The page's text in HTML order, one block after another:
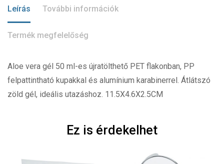
Leírás További információk
Termék megfelelőség
Aloe vera gél 50 ml-es újratölthető PET flakonban, PP
felpattintható kupakkal és alumínium karabinerrel. Átlátszó
zöld gél, ideális utazáshoz. 11.5X4.6X2.5CM
Ez is érdekelhet